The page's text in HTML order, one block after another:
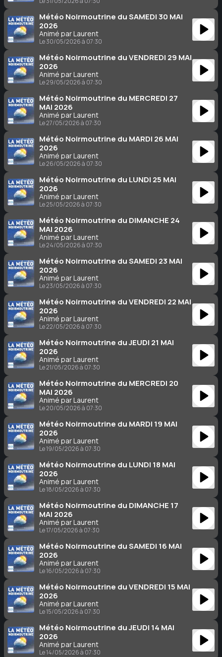
Météo Noirmoutrine du SAMEDI 30 MAI
2026
Animé par Laurent
Le 30/05/2026 à 07:30
Météo Noirmoutrine du VENDREDI 29 MAI
2026
Animé par Laurent
Le 29/05/2026 à 07:30
Météo Noirmoutrine du MERCREDI 27
MAI 2026
Animé par Laurent
Le 27/05/2026 à 07:30
Météo Noirmoutrine du MARDI 26 MAI
2026
Animé par Laurent
Le 26/05/2026 à 07:30
Météo Noirmoutrine du LUNDI 25 MAI
2026
Animé par Laurent
Le 25/05/2026 à 07:30
Météo Noirmoutrine du DIMANCHE 24
MAI 2026
Animé par Laurent
Le 24/05/2026 à 07:30
Météo Noirmoutrine du SAMEDI 23 MAI
2026
Animé par Laurent
Le 23/05/2026 à 07:30
Météo Noirmoutrine du VENDREDI 22 MAI
2026
Animé par Laurent
Le 22/05/2026 à 07:30
Météo Noirmoutrine du JEUDI 21 MAI
2026
Animé par Laurent
Le 21/05/2026 à 07:30
Météo Noirmoutrine du MERCREDI 20
MAI 2026
Animé par Laurent
Le 20/05/2026 à 07:30
Météo Noirmoutrine du MARDI 19 MAI
2026
Animé par Laurent
Le 19/05/2026 à 07:30
Météo Noirmoutrine du LUNDI 18 MAI
2026
Animé par Laurent
Le 18/05/2026 à 07:30
Météo Noirmoutrine du DIMANCHE 17
MAI 2026
Animé par Laurent
Le 17/05/2026 à 07:30
Météo Noirmoutrine du SAMEDI 16 MAI
2026
Animé par Laurent
Le 16/05/2026 à 07:30
Météo Noirmoutrine du VENDREDI 15 MAI
2026
Animé par Laurent
Le 15/05/2026 à 07:30
Météo Noirmoutrine du JEUDI 14 MAI
2026
Animé par Laurent
Le 14/05/2026 à 07:30